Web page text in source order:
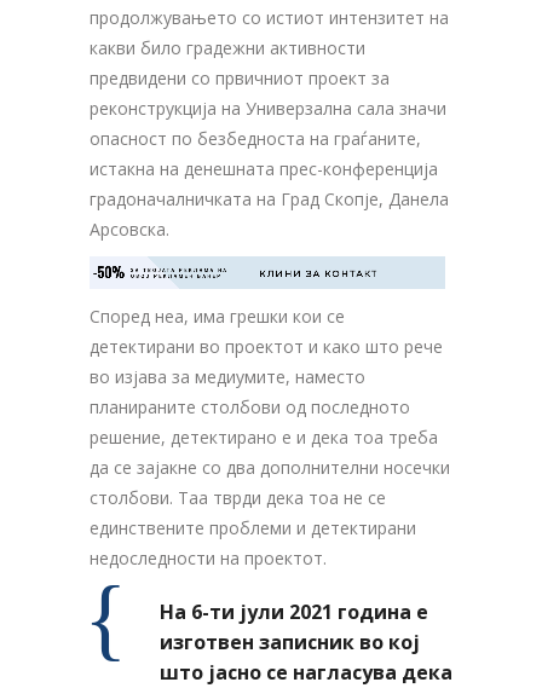
продолжувањето со истиот интензитет на
какви било градежни активности
предвидени со првичниот проект за
реконструкција на Универзална сала значи
опасност по безбедноста на граѓаните,
истакна на денешната прес-конференција
градоначалничката на Град Скопје, Данела
Арсовска.
-50% ЗА ТВОЈАТА РЕКЛАМА НА
ОВОЈ РЕКЛАМЕН БАНЕР КЛИНИ ЗА КОНТАКТ
Според неа, има грешки кои се
детектирани во проектот и како што рече
во изјава за медиумите, наместо
планираните столбови од последното
решение, детектирано е и дека тоа треба
да се зајакне со два дополнителни носечки
столбови. Таа тврди дека тоа не се
единствените проблеми и детектирани
недоследности на проектот.
На 6-ти јули 2021 година е
изготвен записник во кој
што јасно се нагласува дека